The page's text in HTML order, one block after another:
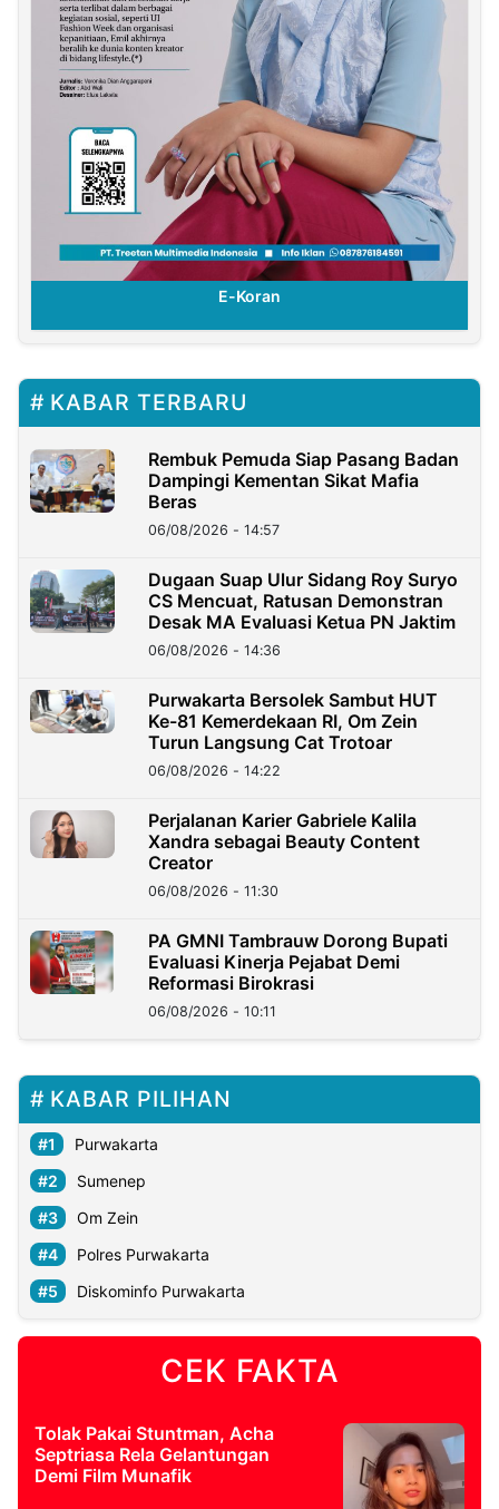
E-Koran
KABAR TERBARU
Rembuk Pemuda Siap Pasang Badan
Dampingi Kementan Sikat Mafia
Beras
06/08/2026 - 14:57
Dugaan Suap Ulur Sidang Roy Suryo
CS Mencuat, Ratusan Demonstran
Desak MA Evaluasi Ketua PN Jaktim
06/08/2026 - 14:36
Purwakarta Bersolek Sambut HUT
Ke-81 Kemerdekaan RI, Om Zein
Turun Langsung Cat Trotoar
06/08/2026 - 14:22
Perjalanan Karier Gabriele Kalila
Xandra sebagai Beauty Content
Creator
06/08/2026 - 11:30
PA GMNI Tambrauw Dorong Bupati
Evaluasi Kinerja Pejabat Demi
Reformasi Birokrasi
06/08/2026 - 10:11
KABAR PILIHAN
Purwakarta
Sumenep
Om Zein
Polres Purwakarta
Diskominfo Purwakarta
CEK FAKTA
Tolak Pakai Stuntman, Acha
Septriasa Rela Gelantungan
Demi Film Munafik